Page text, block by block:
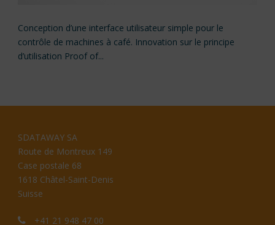
Conception d’une interface utilisateur simple pour le
contrôle de machines à café. Innovation sur le principe
d’utilisation Proof of...
SDATAWAY SA
Route de Montreux 149
Case postale 68
1618 Châtel-Saint-Denis
Suisse
+41 21 948 47 00